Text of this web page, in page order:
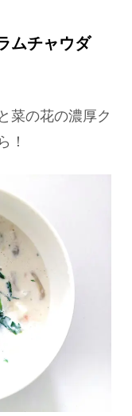
ムチャウダ
菜の花の濃厚ク
！